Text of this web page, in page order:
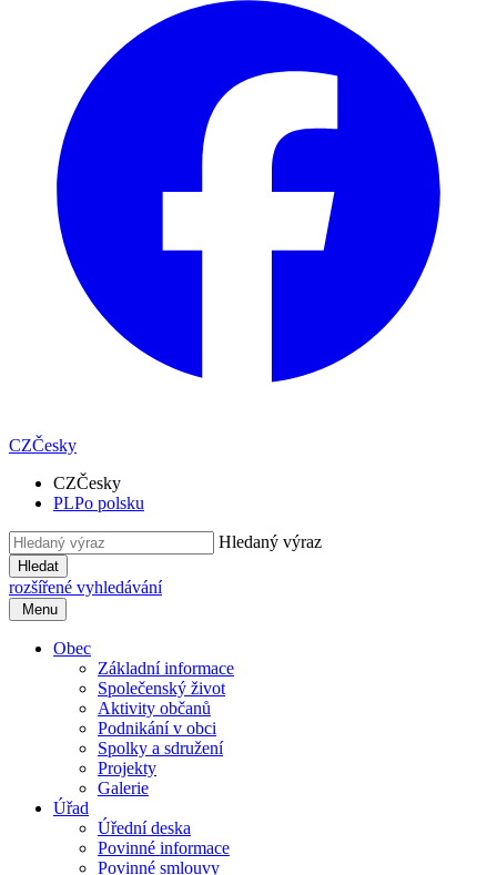
CZČesky
CZČesky
PLPo polsku
Hledaný výraz
Hledat
rozšířené vyhledávání
Menu
Obec
Základní informace
Společenský život
Aktivity občanů
Podnikání v obci
Spolky a sdružení
Projekty
Galerie
Úřad
Úřední deska
Povinné informace
Povinné smlouvy